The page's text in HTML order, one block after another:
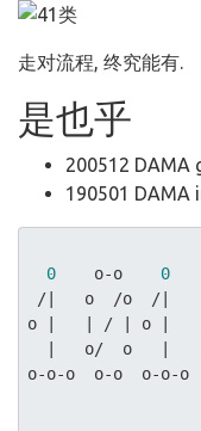
走对流程, 终究能有.
是也乎
200512 DAMA
190501 DAMA
0
    o-o
0
/ |   o  /o  /|
o
/ | o |
|   o/  o   |
o-o-o  o-o  o-o-o